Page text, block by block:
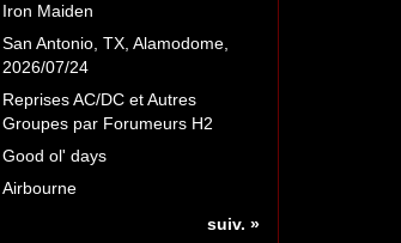
Iron Maiden
San Antonio, TX, Alamodome,
2026/07/24
Reprises AC/DC et Autres
Groupes par Forumeurs H2
Good ol' days
Airbourne
suiv. »